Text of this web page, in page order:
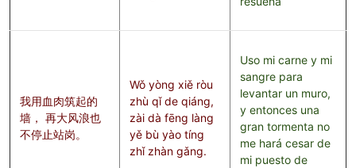
我用血肉筑起的
墙， 再大风浪也
不停止站岗。
Wǒ yòng xiě ròu
zhù qǐ de qiáng,
zài dà fēng làng
yě bù yào tíng
zhǐ zhàn gǎng.
Uso mi carne y mi
sangre para
levantar un muro,
y entonces una
gran tormenta no
me hará cesar de
mi puesto de